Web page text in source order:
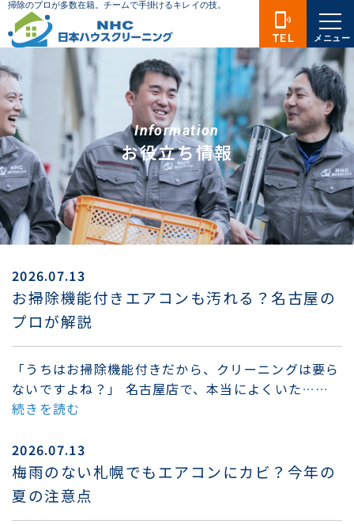
Information
お役立ち情報
2026.07.13
お掃除機能付きエアコンも汚れる？名古屋の
プロが解説
「うちはお掃除機能付きだから、クリーニングは要ら
ないですよね？」 名古屋店で、本当によくいた……
続きを読む
2026.07.13
梅雨のない札幌でもエアコンにカビ？今年の
夏の注意点
phonelink_ring
TEL メニュー